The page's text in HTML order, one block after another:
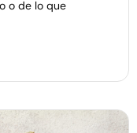
o de lo que